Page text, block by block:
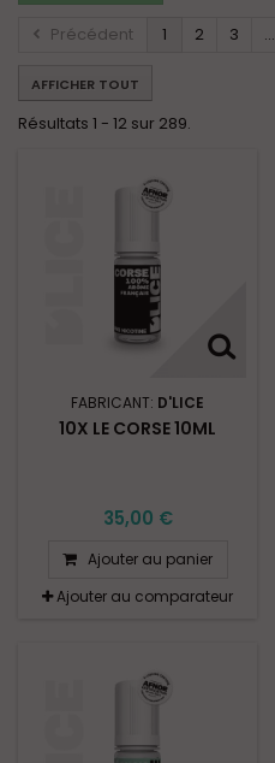
Précédent 1 2 3 ...
AFFICHER TOUT
Résultats 1 - 12 sur 289.
FABRICANT: D'LICE
10X LE CORSE 10ML
35,00 €
Ajouter au panier
Ajouter au comparateur